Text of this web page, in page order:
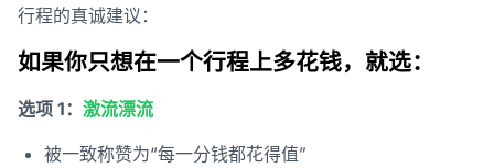
行程的真诚建议：
如果你只想在一个行程上多花钱，就选：
选项 1： 激流漂流
被一致称赞为“每一分钱都花得值”